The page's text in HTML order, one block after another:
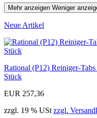
Mehr anzeigen Weniger
Neue Artikel
Rational (P12) Reiniger-
Stück
EUR 257,36
zzgl. 19 % USt zzgl.